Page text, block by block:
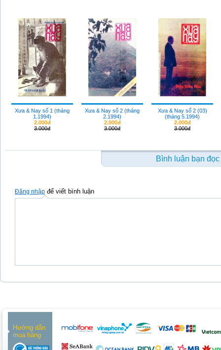
Xưa & Nay số 1 (tháng
1.1994)
2.000đ
3.000đ
Xưa & Nay số 2 (tháng
2.1994)
2.000đ
3.000đ
Xưa & Nay số 2 (03)
(tháng 5.1994)
2.000đ
3.000đ
Bình luận bạn đọc
Đăng nhập để viết bình luận
Hướng dẫn
mua hàng